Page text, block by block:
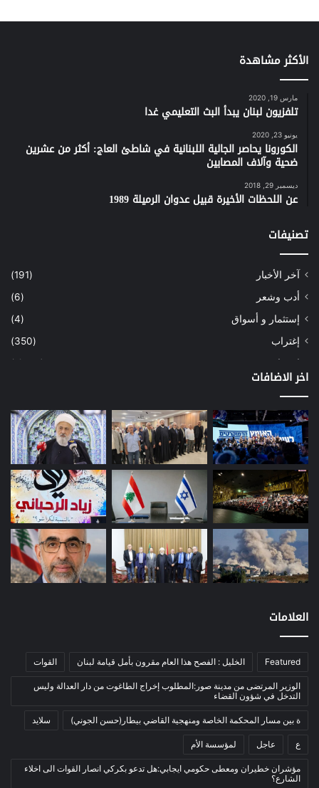
الأكثر مشاهدة
مارس 19, 2020
تلفزيون لبنان يبدأ البث التعليمي غدا
يونيو 23, 2020
الكورونا يحاصر الجالية اللبنانية في شاطئ العاج: أكثر من عشرين
ضحية وآلاف المصابين
ديسمبر 29, 2018
عن اللحظات الأخيرة قبيل عدوان الرميلة 1989
تصنيفات
آخر الأخبار
(191)
أدب وشعر
(6)
إستثمار و أسواق
(4)
إغتراب
(350)
إقتصاد
(1٬039)
إعمار
(3)
بيئة
(16)
دراسة
(24)
طاقة
(12)
مصارف
(168)
معادن
(1)
موازنة
(4)
نفط
(91)
اتصالات
(26)
بيئة
(1٬228)
أدب وشعر
بروفايل
اخر الاضافات
العلامات
Featured الخليل : الفصح هذا العام مقرون بأمل قيامة لبنان القوات
الوزير المرتضى من مدينة صور:المطلوب إخراج الطاغوت من دار العدالة وليس
التدخل في شؤون القضاء
ة بين مسار المحكمة الخاصة ومنهجية القاضي بيطار(حسن الجوني) سلايد
ع عاجل لمؤسسة الأم
مؤشران خطيران ومعطى حكومي ايجابي:هل تدعو بكركي انصار القوات الى اخلاء
الشارع؟